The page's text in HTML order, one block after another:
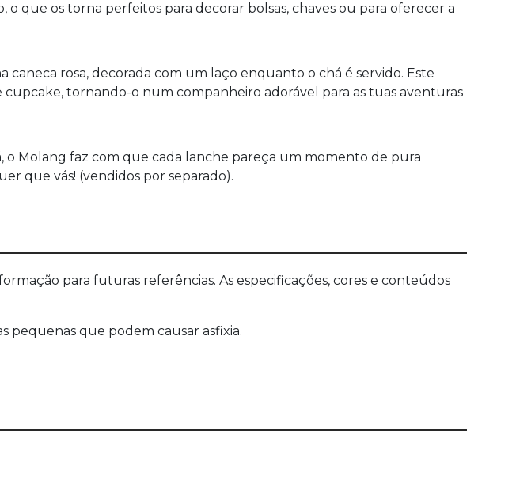
que os torna perfeitos para decorar bolsas, chaves ou para oferecer a
rosa, decorada com um laço enquanto o chá é servido. Este
tornando-o num companheiro adorável para as tuas aventuras
o Molang faz com que cada lanche pareça um momento de pura
que vás! (vendidos por separado).
para futuras referências. As especificações, cores e conteúdos
pequenas que podem causar asfixia.